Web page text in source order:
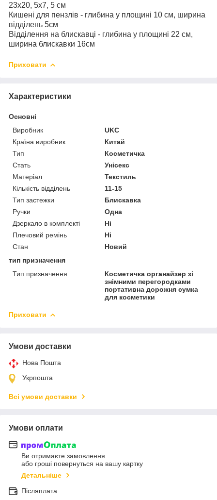
23х20, 5х7, 5 см
Кишені для пензлів - глибина у площині 10 см, ширина
відділень 5см
Відділення на блискавці - глибина у площині 22 см,
ширина блискавки 16см
Приховати
Характеристики
Основні
Виробник
UKC
Країна виробник
Китай
Тип
Косметичка
Стать
Унісекс
Матеріал
Текстиль
Кількість відділень
11-15
Тип застежки
Блискавка
Ручки
Одна
Дзеркало в комплекті
Ні
Плечовий ремінь
Ні
Стан
Новий
тип призначення
Тип призначення
Косметичка органайзер зі
знімними перегородками
портативна дорожня сумка
для косметики
Приховати
Умови доставки
Нова Пошта
Укрпошта
Всі умови доставки
Умови оплати
Ви отримаєте замовлення
або гроші повернуться на вашу картку
Детальніше
Післяплата